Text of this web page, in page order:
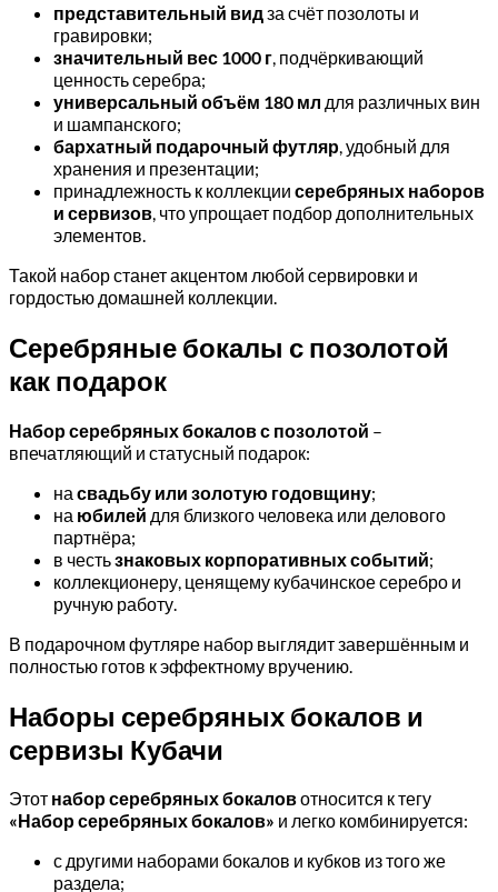
представительный вид за счёт позолоты и
гравировки;
значительный вес 1000 г , подчёркивающий
ценность серебра;
универсальный объём 180 мл для различных вин
и шампанского;
бархатный подарочный футляр , удобный для
хранения и презентации;
принадлежность к коллекции серебряных наборов
и сервизов , что упрощает подбор дополнительных
элементов.
Такой набор станет акцентом любой сервировки и
гордостью домашней коллекции.
Серебряные бокалы с позолотой
как подарок
Набор серебряных бокалов с позолотой –
впечатляющий и статусный подарок:
на свадьбу или золотую годовщину;
на юбилей для близкого человека или делового
партнёра;
в честьзнаковых корпоративных событий;
коллекционеру, ценящему кубачинское серебро и
ручную работу.
В подарочном футляре набор выглядит завершённым и
полностью готов к эффектному вручению.
Наборы серебряных бокалов и
сервизы Кубачи
Этот набор серебряных бокаловотносится к тегу
«Набор серебряных бокалов» и легко комбинируется:
с другими наборами бокалов и кубков из того же
раздела;